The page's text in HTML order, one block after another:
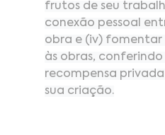
frutos de seu
conexão pessoal
obra e (iv) fomentar
às obras,
recompensa
sua criação.